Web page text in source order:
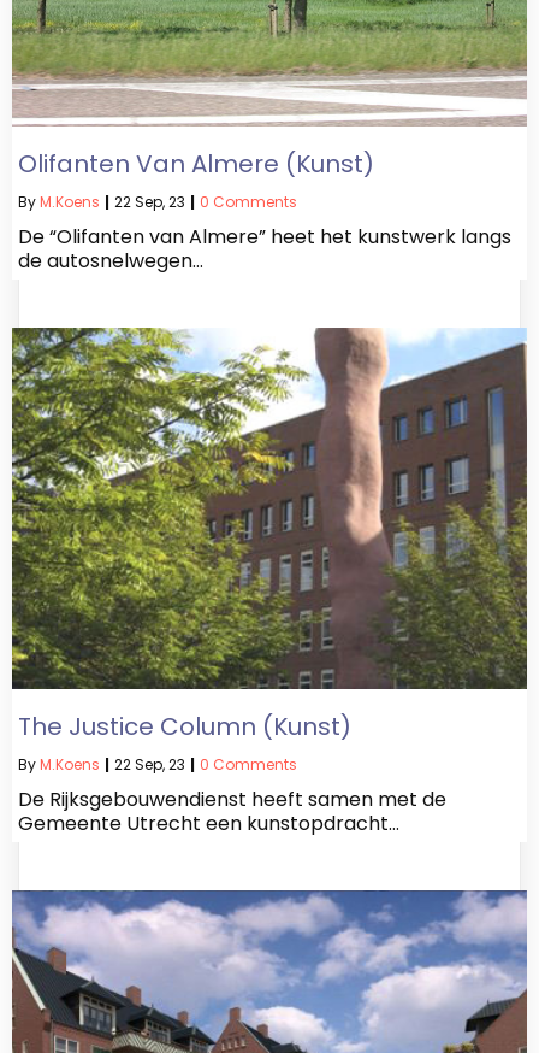
Olifanten Van Almere (kunst)
ByM.koens | 22Sep, 23 | 0 Comments
De “Olifanten van Almere” heet het kunstwerk langs
de autosnelwegen…
The Justice Column (kunst)
ByM.koens | 22Sep, 23 | 0 Comments
De Rijksgebouwendienst heeft samen met de
Gemeente Utrecht een kunstopdracht…